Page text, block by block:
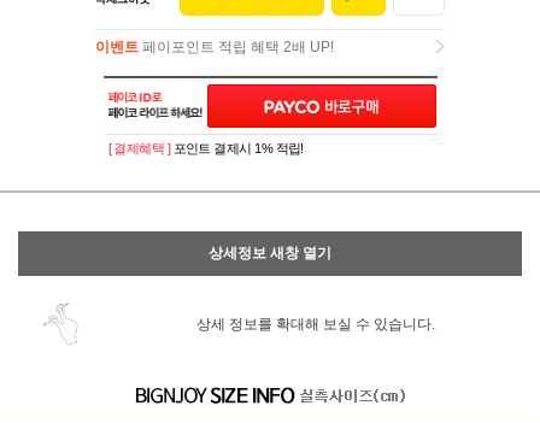
이벤트 페이포인트 적립 혜택 2배 UP!
이벤트페이포인트 적립 혜택 2배 UP!
[ 결제혜택 ] 포인트 결제시 1% 적립!
상세정보 새창 열기
상세 정보를 확대해 보실 수 있습니다.